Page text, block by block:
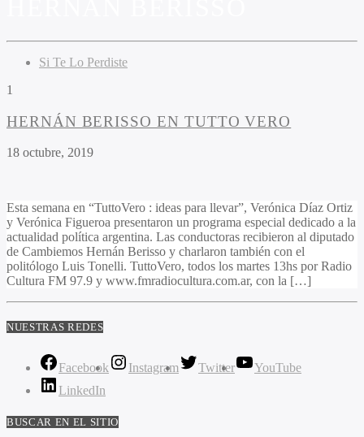
Si Te Lo Perdiste
1
HERNÁN BERISSO EN TUTTO VERO
18 octubre, 2019
Esta semana en “TuttoVero : ideas para llevar”, Verónica Díaz Ortiz
y Verónica Figueroa presentaron un programa especial dedicado a la
actualidad política argentina. Las conductoras recibieron al diputado
de Cambiemos Hernán Berisso y charlaron también con el
politólogo Luis Tonelli. TuttoVero, todos los martes 13hs por Radio
Cultura FM 97.9 y www.fmradiocultura.com.ar, con la […]
NUESTRAS REDES
Facebook Instagram Twitter
YouTube
LinkedIn
BUSCAR EN EL SITIO